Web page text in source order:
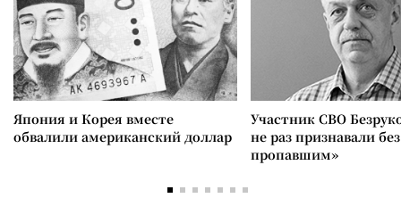
Япония и Корея вместе
обвалили американский доллар
Участник СВО
не раз признавали
пропавшим»